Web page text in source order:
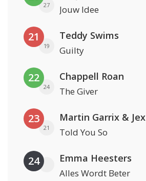
27 Jouw Idee
21
19
Teddy Swims
Guilty
22
24
Chappell Roan
The Giver
23
21
Martin Garrix & Jex
Told You So
24 Emma Heesters
Alles Wordt Beter